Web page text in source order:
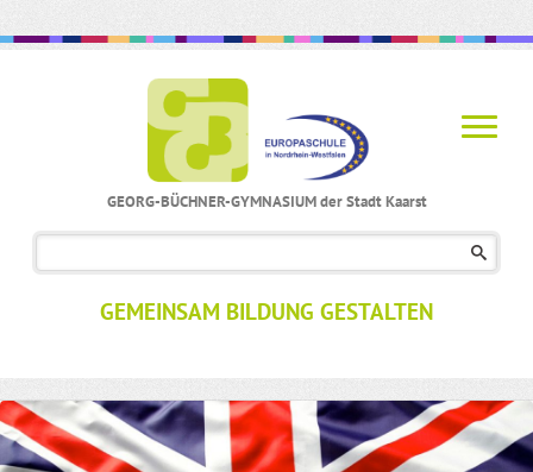
GEORG-BÜCHNER-GYMNASIUM der Stadt Kaarst
GEMEINSAM BILDUNG GESTALTEN